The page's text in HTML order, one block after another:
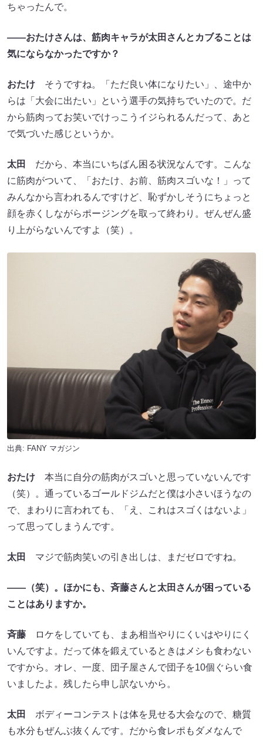
ちゃったんで。
――おたけさんは、筋肉キャラが太田さんとカブることは
気にならなかったですか？
おたけ そうですね。「ただ良い体になりたい」、途中か
らは「大会に出たい」という選手の気持ちでいたので。だ
から筋肉ってお笑いでけっこうイジられるんだって、あと
で気づいた感じというか。
太田
だから、本当にいちばん困る状況なんです。こんな
に筋肉がついて、「おたけ、お前、筋肉スゴいな！」って
みんなから言われるんですけど、恥ずかしそうにちょっと
顔を赤くしながらポージングを取って終わり。ぜんぜん盛
り上がらないんですよ（笑）。
出典: FANY マガジン
おたけ 本当に自分の筋肉がスゴいと思っていないんです
（笑）。通っているゴールドジムだと僕は小さいほうなの
で、まわりに言われても、「え、これはスゴくはないよ」
って思ってしまうんです。
太田 マジで筋肉笑いの引き出しは、まだゼロですね。
――（笑）。ほかにも、斉藤さんと太田さんが困っている
ことはありますか。
斉藤 ロケをしていても、まあ相当やりにくいはやりにく
いんですよ。だって体を鍛えているときはメシも食わない
ですから。オレ、一度、団子屋さんで団子を10個ぐらい食
いましたよ。残したら申し訳ないから。
太田
ボディーコンテストは体を見せる大会なので、糖質
も水分もぜんぶ抜くんです。だから食レポもダメなんで